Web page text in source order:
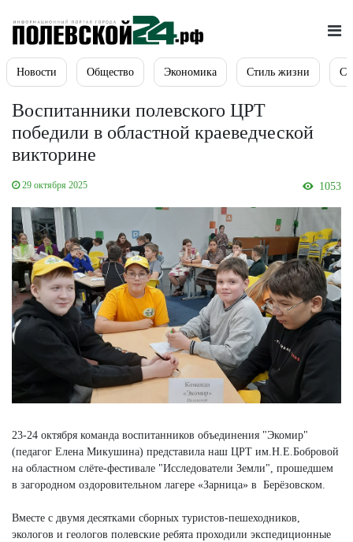
Новости Общество Экономика Стиль жизни
Воспитанники полевского ЦРТ
победили в областной краеведческой
викторине
29 октября 2025 1053
23-24 октября команда воспитанников объединения "Экомир"
(педагог Елена Микушина) представила наш ЦРТ им.Н.Е.Бобровой
на областном слёте-фестивале "Исследователи Земли", прошедшем
в загородном оздоровительном лагере «Зарница» в Берёзовском.
Вместе с двумя десятками сборных туристов-пешеходников,
экологов и геологов полевские ребята проходили экспедиционные